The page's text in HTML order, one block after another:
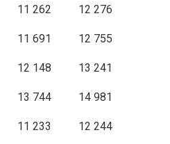
11 262 12 276
11 691 12 755
12 148 13 241
13 744 14 981
11 233 12 244